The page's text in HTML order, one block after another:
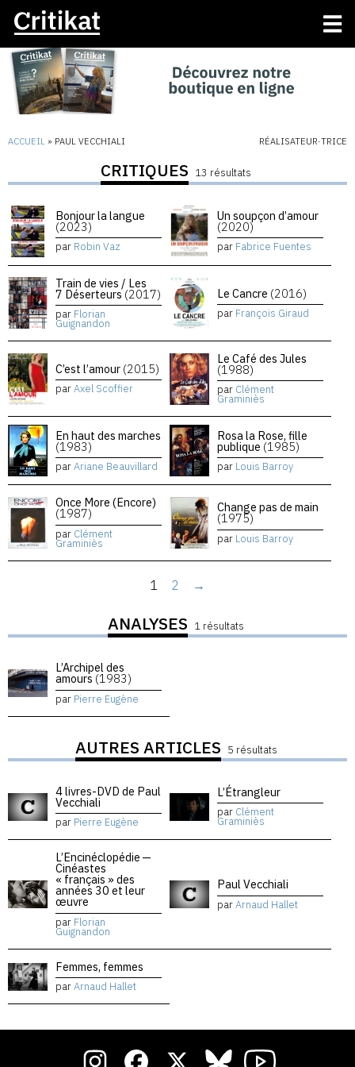
ACCUEIL » PAUL VECCHIALI RÉALISATEUR·TRICE
CRITIQUES 13 résultats
Bonjour la langue
(2023)
par Robin Vaz
Un soupçon d’amour
(2020)
par Fabrice Fuentes
Train de vies / Les
7 Déserteurs(2017)
par Florian
Guignandon
Le Cancre (2016)
par François Giraud
C’est l’amour (2015)
parAxel Scoffier
Le Café des Jules
(1988)
par Clément
Graminiès
En haut des marches
(1983)
parAriane Beauvillard
Rosa la Rose, fille
publique (1985)
par Louis Barroy
Once More (Encore)
(1987)
par Clément
Graminiès
Change pas de main
(1975)
par Louis Barroy
1 2 →
ANALYSES 1 résultats
L’Archipel des
amours (1983)
par Pierre Eugène
AUTRES ARTICLES 5 résultats
4 livres-DVD de Paul
Vecchiali
par Pierre Eugène
L’Étrangleur
par Clément
Graminiès
L’Encinéclopédie —
Cinéastes
« français » des
années 30 et leur
œuvre
par Florian
Guignandon
Paul Vecchiali
parArnaud Hallet
Femmes, femmes
parArnaud Hallet